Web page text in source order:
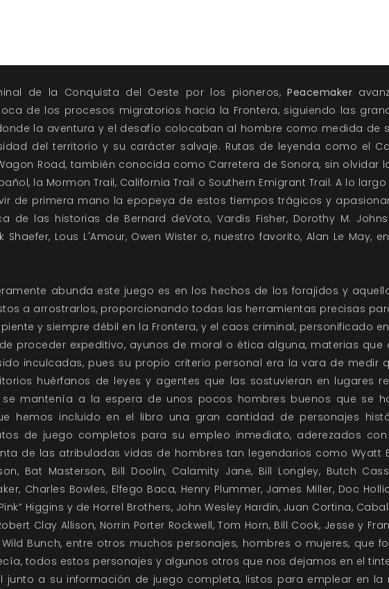
de la Conquista del Oeste por los pioneros,Peacemaker
de los procesos migratorios hacia la Frontera, siguiendo las
la aventura y el desafío colocaban al hombre como medida de
del territorio y su carácter salvaje. Rutas de leyenda como el
Road, también conocida como Carretera de Sonora, sin olvidar
la Mormon Trail, California Trail o Southern Emigrant Trail. A lo
de primera mano la epopeya de estos tiempos trágicos y
de las historias de Bernard deVoto, Vardis Fisher, Dorothy M.
Shaefer, Lous L'Amour, Owen Wister o, nuestro favorito, Alan Le May,
abunda este juego es en los hechos de los forajidos y
a arrostrarlos, proporcionando todas las herramientas precisas
y siempre débil en la Frontera, y el caos criminal, personificado
proceder expeditivo, ayunos de moral o ética alguna, materias que
inculcadas, pues su propio criterio personal era la vara de medir
huérfanos de leyes y agentes que las sostuvieran en lugares
mantenía a la espera de unos pocos hombres buenos que se
hemos incluido en el libro una gran cantidad de personajes
de juego completos para su empleo inmediato, aderezados
de las atribuladas vidas de hombres tan legendarios como Wyatt
Bat Masterson, Bill Doolin, Calamity Jane, Bill Longley, Butch
Charles Bowles, Elfego Baca, Henry Plummer, James Miller, Doc
Higgins y de Horrel Brothers, John Wesley Hardin, Juan Cortina,
Clay Allison, Norrin Porter Rockwell, Tom Horn, Bill Cook, Jesse y
Bunch, entre otros muchos personajes, hombres o mujeres, que
todos estos personajes y algunos otros que nos dejamos en el
junto a su información de juego completa, listos para emplear en la